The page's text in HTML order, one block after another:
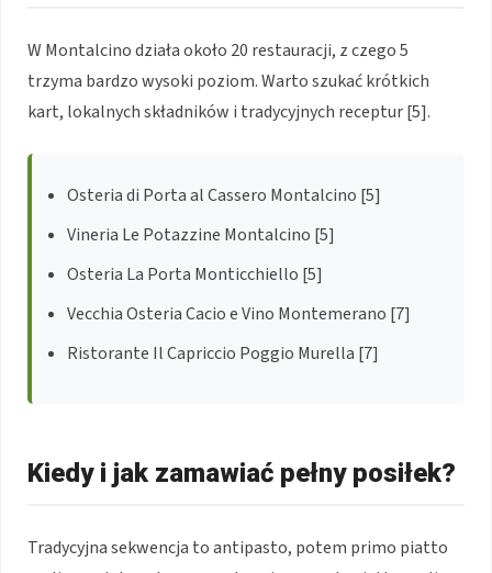
W Montalcino działa około 20 restauracji, z czego 5
trzyma bardzo wysoki poziom. Warto szukać krótkich
kart, lokalnych składników i tradycyjnych receptur [5].
Osteria di Porta al Cassero Montalcino [5]
Vineria Le Potazzine Montalcino [5]
Osteria La Porta Monticchiello [5]
Vecchia Osteria Cacio e Vino Montemerano [7]
Ristorante Il Capriccio Poggio Murella [7]
Kiedy i jak zamawiać pełny posiłek?
Tradycyjna sekwencja to antipasto, potem primo piatto